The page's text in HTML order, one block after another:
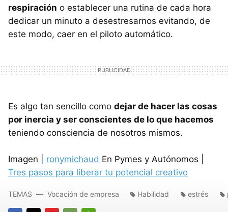
respiración o establecer una rutina de cada hora
dedicar un minuto a desestresarnos evitando, de
este modo, caer en el piloto automático.
Es algo tan sencillo como dejar de hacer las cosas
por inercia y ser conscientes de lo que hacemos
teniendo consciencia de nosotros mismos.
Imagen | ronymichaud En Pymes y Autónomos |
Tres pasos para liberar tu potencial creativo
TEMAS Vocación de empresa Habilidad estrés